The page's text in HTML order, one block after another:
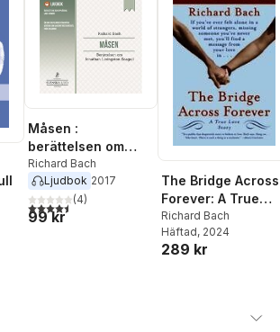
antal röster:
Måsen :
berättelsen om
Jonathan
Livingston Seagull
Richard Bach
Ljudbok 2017
4,5utav 5 stjärnor. Totalt antal röster:
(4)
99 kr
The Bridge Across
Forever: A True
Love Story
Richard Bach
Häftad, 2024
289 kr